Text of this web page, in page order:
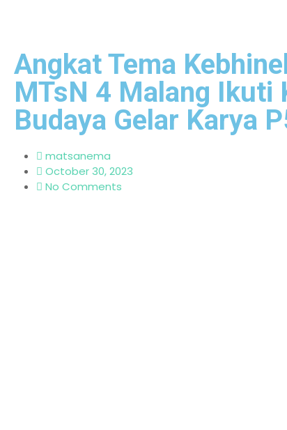
Angkat Tema
MTsN 4 Malang Ikuti
Budaya Gelar Karya
matsanema
October 30, 2023
No Comments